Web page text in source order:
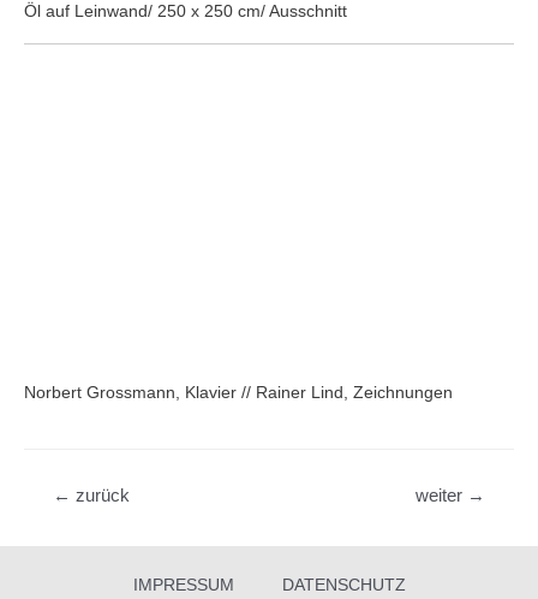
Öl auf Leinwand/ 250 x 250 cm/ Ausschnitt
Norbert Grossmann, Klavier // Rainer Lind, Zeichnungen
Beitragsnavigation
← zurück weiter →
IMPRESSUM DATENSCHUTZ